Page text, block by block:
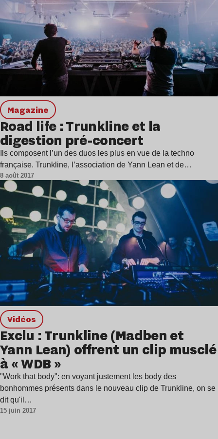
magazine
Road life : Trunkline et la
digestion pré-concert
Ils composent l’un des duos les plus en vue de la techno
française. Trunkline, l’association de Yann Lean et de…
8 août 2017
Vidéos
Exclu : Trunkline (Madben et
Yann Lean) offrent un clip musclé
à « WDB »
"Work that body": en voyant justement les body des
bonhommes présents dans le nouveau clip de Trunkline, on se
dit qu'il…
15 juin 2017